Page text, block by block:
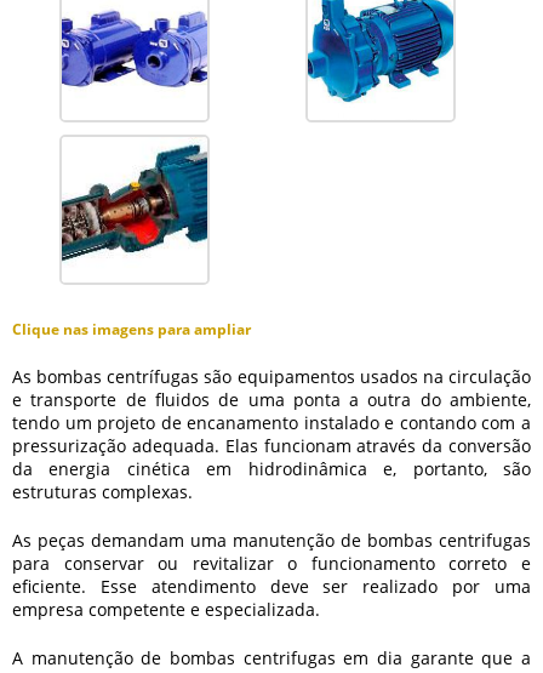
Clique nas imagens para ampliar
As bombas centrífugas são equipamentos usados na circulação
e transporte de fluidos de uma ponta a outra do ambiente,
tendo um projeto de encanamento instalado e contando com a
pressurização adequada. Elas funcionam através da conversão
da energia cinética em hidrodinâmica e, portanto, são
estruturas complexas.
As peças demandam uma manutenção de bombas centrifugas
para conservar ou revitalizar o funcionamento correto e
eficiente. Esse atendimento deve ser realizado por uma
empresa competente e especializada.
A manutenção de bombas centrifugas em dia garante que a